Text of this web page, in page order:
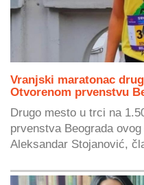
Vranjski maratonac
Otvorenom prvenstvu
Drugo mesto u trci na
prvenstva Beograda
Aleksandar Stojanović,